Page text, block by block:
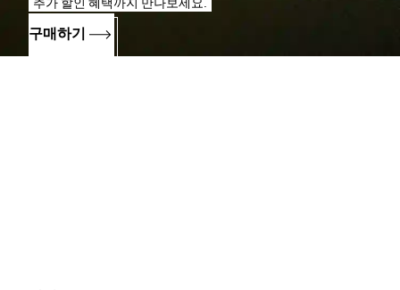
추가 할인 혜택까지 만나보세요.
구매하기